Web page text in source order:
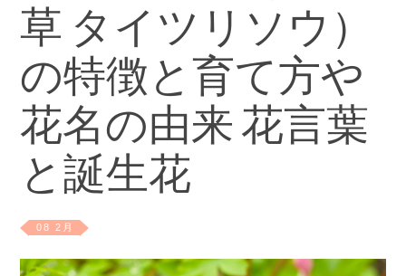
草 タイツリソウ）
の特徴と育て方や
花名の由来 花言葉
と誕生花
08 2月